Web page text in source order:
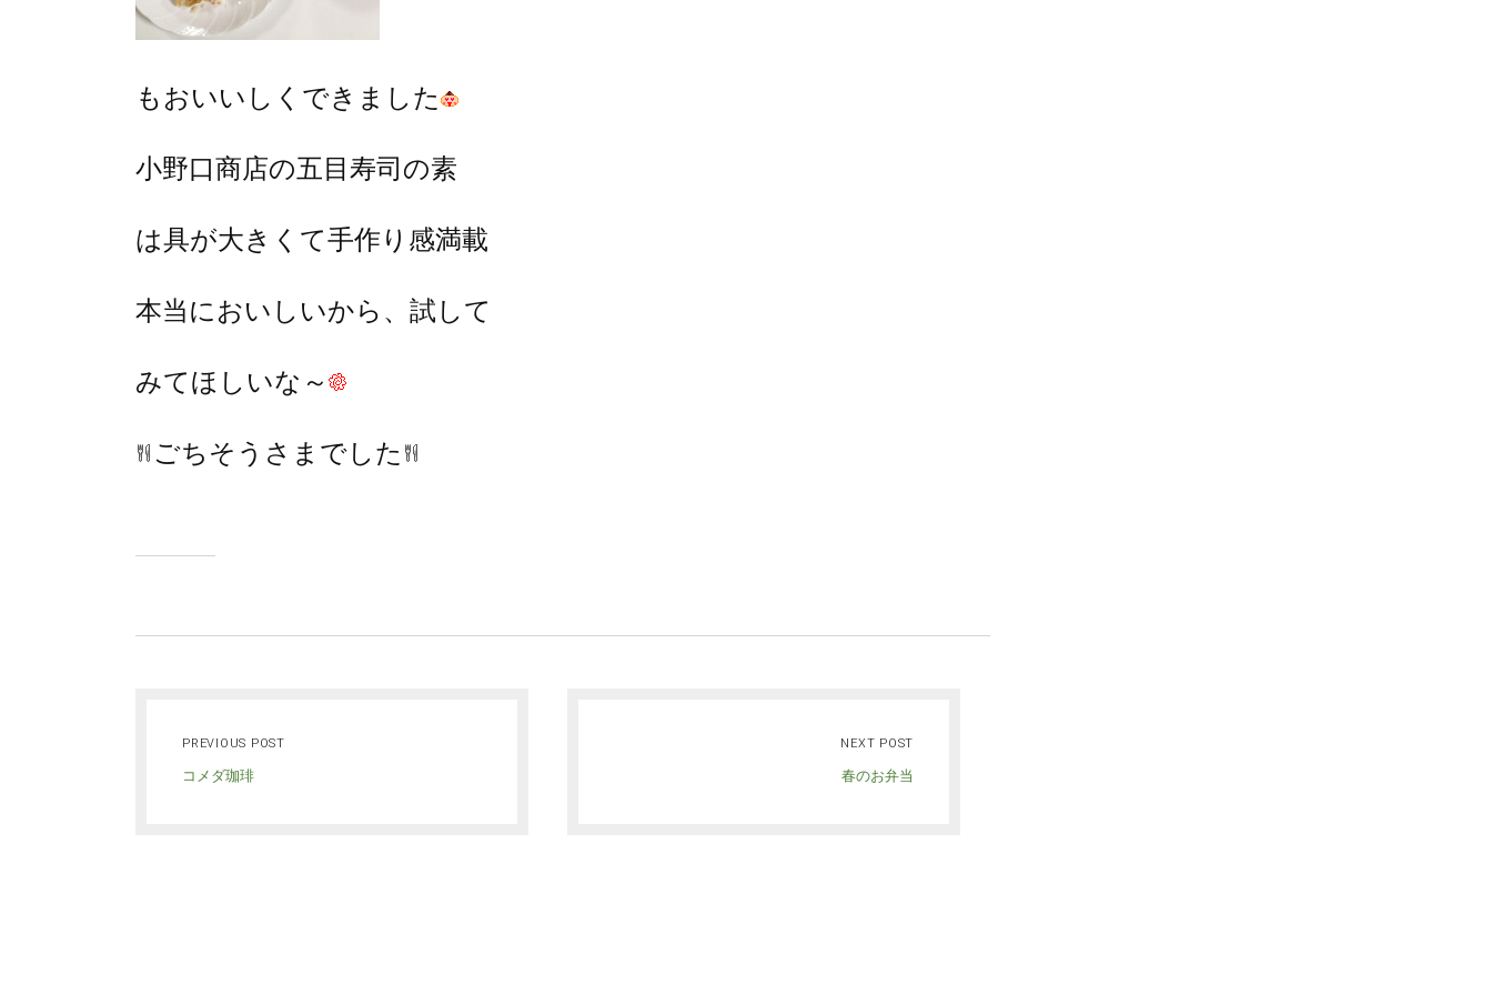
もおいいしくできました
小野口商店の五目寿司の素
は具が大きくて手作り感満載
本当においしいから、試して
みてほしいな～
ごちそうさまでした
PREVIOUS POST
コメダ珈琲
NEXT POST
春のお弁当